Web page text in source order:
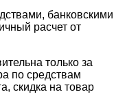
банковскими
расчет от
только за
по средствам
скидка на товар